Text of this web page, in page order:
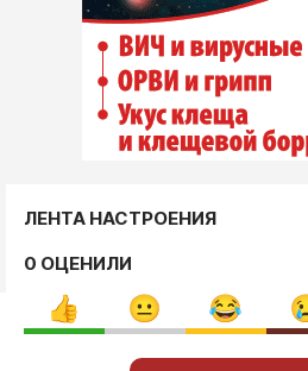
ЛЕНТА НАСТРОЕНИЯ
0 ОЦЕНИЛИ